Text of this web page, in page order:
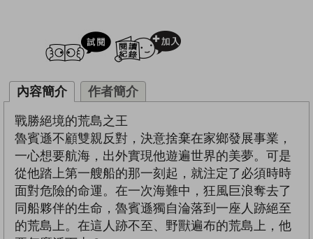
試閲
內容簡介 作者簡介
戰勝絕境的荒島之王
魯賓遜不顧雙親反對，決意捨棄在家鄉發展事業，
一心想要航海，出外實現他遊遍世界的美夢。可是
從他踏上第一艘船的那一刻起，就注定了必須時時
面對危險的命運。在一次海難中，狂風巨浪奪去了
同船夥伴的生命，魯賓遜獨自淪落到一座人跡絕至
的荒島上。在這人跡不至、野獸遍布的荒島上，他